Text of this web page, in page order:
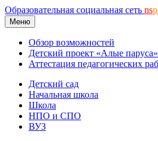
Образовательная социальная сеть ns
Меню
Обзор возможностей
Детский проект «Алые паруса»
Аттестация педагогических
Детский сад
Начальная школа
Школа
НПО и СПО
ВУЗ